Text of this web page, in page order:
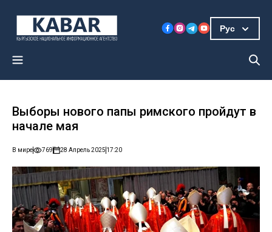
Рус
Выборы нового папы римского пройдут в
начале мая
В мире 769 28 Апрель 2025 17:20